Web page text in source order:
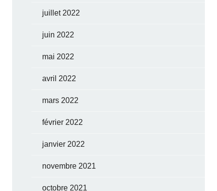
juillet 2022
juin 2022
mai 2022
avril 2022
mars 2022
février 2022
janvier 2022
novembre 2021
octobre 2021